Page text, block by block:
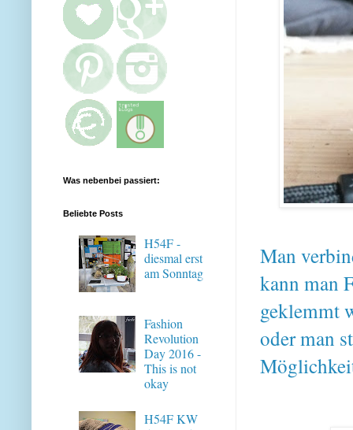
Man
kann man
geklemmt
oder man
Was nebenbei passiert:
Beliebte Posts
H54F -
diesmal erst
am Sonntag
Fashion
Revolution
Day 2016 -
This is not
okay
H54F KW